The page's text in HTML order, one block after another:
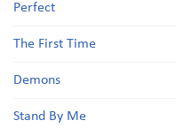
Perfect
The First Time
Demons
Stand By Me